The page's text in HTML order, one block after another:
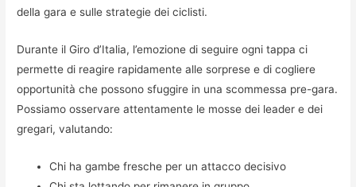
della gara e sulle strategie dei ciclisti.
Durante il Giro d’Italia, l’emozione di seguire ogni tappa ci
permette di reagire rapidamente alle sorprese e di cogliere
opportunità che possono sfuggire in una scommessa pre-gara.
Possiamo osservare attentamente le mosse dei leader e dei
gregari, valutando:
Chi ha gambe fresche per un attacco decisivo